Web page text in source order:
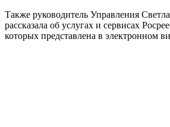
Также руководитель Управления
рассказала об услугах и сервисах
которых представлена в электронном